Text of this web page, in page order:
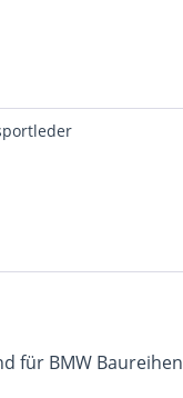
für BMW Baureihen